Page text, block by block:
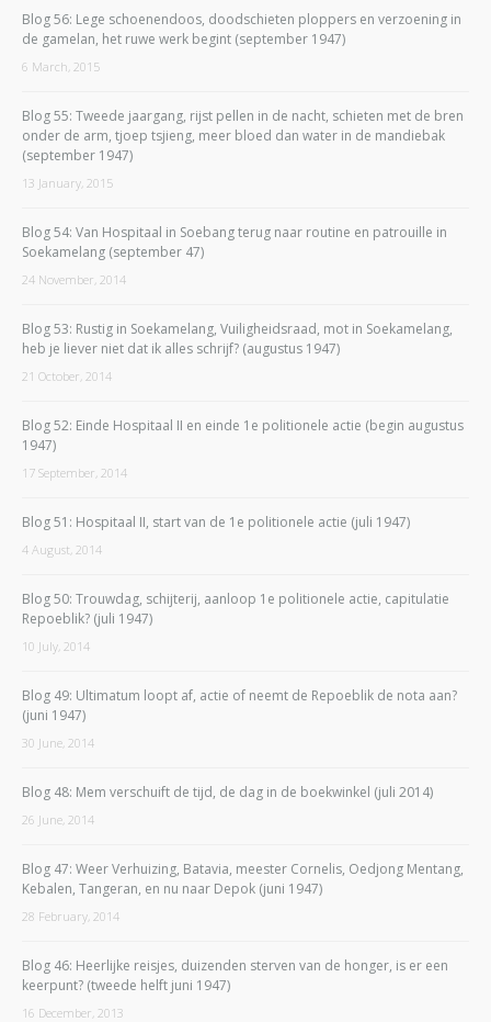
Blog 56: Lege schoenendoos, doodschieten ploppers en verzoening in
de gamelan, het ruwe werk begint (september 1947)
6 March, 2015
Blog 55: Tweede jaargang, rijst pellen in de nacht, schieten met de bren
onder de arm, tjoep tsjieng, meer bloed dan water in de mandiebak
(september 1947)
13 January, 2015
Blog 54: Van Hospitaal in Soebang terug naar routine en patrouille in
Soekamelang (september 47)
24 November, 2014
Blog 53: Rustig in Soekamelang, Vuiligheidsraad, mot in Soekamelang,
heb je liever niet dat ik alles schrijf? (augustus 1947)
21 October, 2014
Blog 52: Einde Hospitaal II en einde 1e politionele actie (begin augustus
1947)
17 September, 2014
Blog 51: Hospitaal II, start van de 1e politionele actie (juli 1947)
4 August, 2014
Blog 50: Trouwdag, schijterij, aanloop 1e politionele actie, capitulatie
Repoeblik? (juli 1947)
10 July, 2014
Blog 49: Ultimatum loopt af, actie of neemt de Repoeblik de nota aan?
(juni 1947)
30 June, 2014
Blog 48: Mem verschuift de tijd, de dag in de boekwinkel (juli 2014)
26 June, 2014
Blog 47: Weer Verhuizing, Batavia, meester Cornelis, Oedjong Mentang,
Kebalen, Tangeran, en nu naar Depok (juni 1947)
28 February, 2014
Blog 46: Heerlijke reisjes, duizenden sterven van de honger, is er een
keerpunt? (tweede helft juni 1947)
16 December, 2013